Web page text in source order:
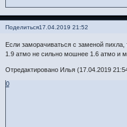
Поделиться17.04.2019 21:52
Если заморачиваться с заменой
1.9 атмо не сильно мошнее 1.6 атмо и
Отредактировано Илья (17.04.2019
0